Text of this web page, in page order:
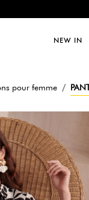
NEW IN
pour femme